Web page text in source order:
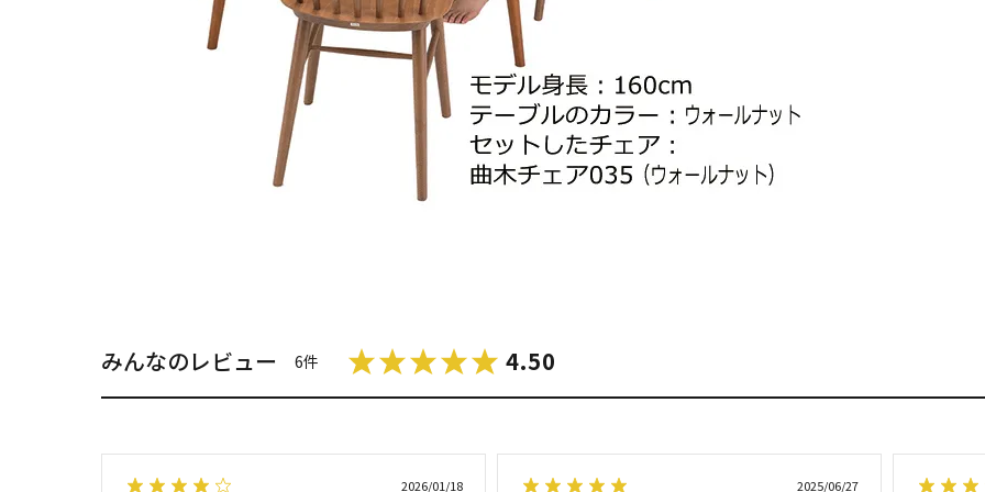
みんなのレビュー 6件 4.50
2026/01/18 2025/06/27